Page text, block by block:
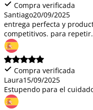
Compra verificada
Santiago20/09/2025
entrega perfecta y
competitivos. para repetir.
Compra verificada
Laura15/09/2025
Estupendo para el